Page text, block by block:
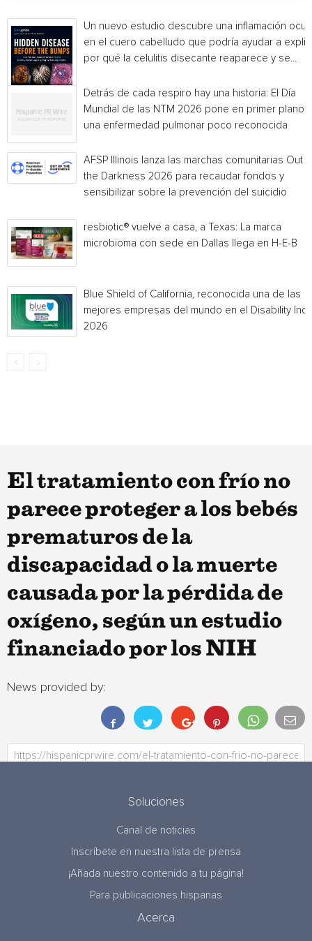
Un nuevo estudio descubre una inflamación
en el cuero cabelludo que podría ayudar a
por qué la celulitis disecante reaparece y se...
Detrás de cada respiro hay una historia: El Día
Mundial de las NTM 2026 pone en primer plano
una enfermedad pulmonar poco reconocida
AFSP Illinois lanza las marchas comunitarias Out
the Darkness 2026 para recaudar fondos y
sensibilizar sobre la prevención del suicidio
resbiotic® vuelve a casa, a Texas: La marca
microbioma con sede en Dallas llega en H-E-B
Blue Shield of California, reconocida una de las
mejores empresas del mundo en el Disability
2026
El tratamiento con frío no
parece proteger a los bebés
prematuros de la
discapacidad o la muerte
causada por la pérdida de
oxígeno, según un estudio
financiado por los NIH
News provided by:
Soluciones
Canal de noticias
Inscríbete en nuestra lista de prensa
¡Añada nuestro contenido a tu página!
Para publicaciones hispanas
Acerca